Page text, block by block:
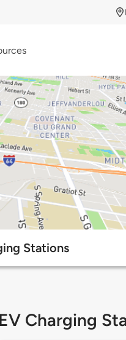
Stations
EV Charging